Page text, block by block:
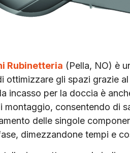
Rubinetteria (Pella, NO) è
ottimizzare gli spazi grazie
incasso per la doccia è
montaggio, consentendo di
delle singole
dimezzandone tempi e